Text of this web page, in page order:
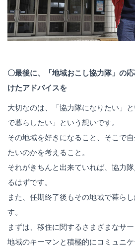
〇最後に、「地域おこし協力隊」の
けたアドバイスを
大切なのは、「協力隊になりたい」
で暮らしたい」という想いです。
その地域を好きになること、そこで
たいのかを考えること。
それがきちんと出来ていれば、協力
るはずです。
また、任期終了後もその地域で暮ら
す。
まずは、移住に関するさまざまなサー
地域のキーマンと積極的にコミュニ